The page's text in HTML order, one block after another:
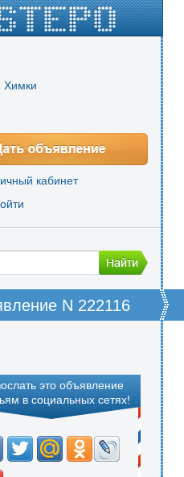
Химки
кабинет
N 222116
это объявление
в социальных сетях!